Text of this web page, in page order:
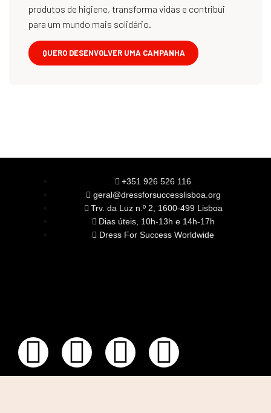
produtos de higiene, transforma vidas e contribui
para um mundo mais solidário.
QUERO DESENVOLVER UMA CAMPANHA
+351 926 526 116
geral@dressforsuccesslisboa.org
Trv. da Luz n.º 2, 1600-499 Lisboa
Dias úteis, 10h-13h e 14h-17h
Dress For Success Worldwide